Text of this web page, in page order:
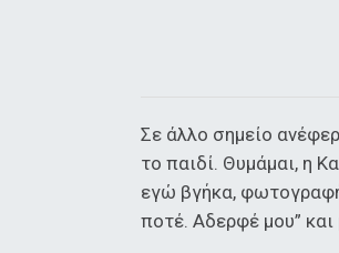
Σε άλλο σημείο
το παιδί. Θυμάμαι, η
εγώ βγήκα,
ποτέ. Αδερφέ μου” και